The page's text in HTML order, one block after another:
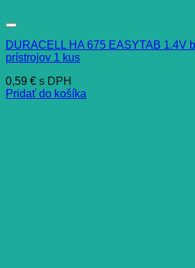
DURACELL HA 675 EASYTAB 1.4V
prístrojov 1 kus
0,59 € s DPH
Pridať do košíka